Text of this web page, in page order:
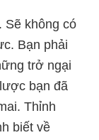
Sẽ không có
Bạn phải
trở ngại
bạn đã
Thỉnh
biết về